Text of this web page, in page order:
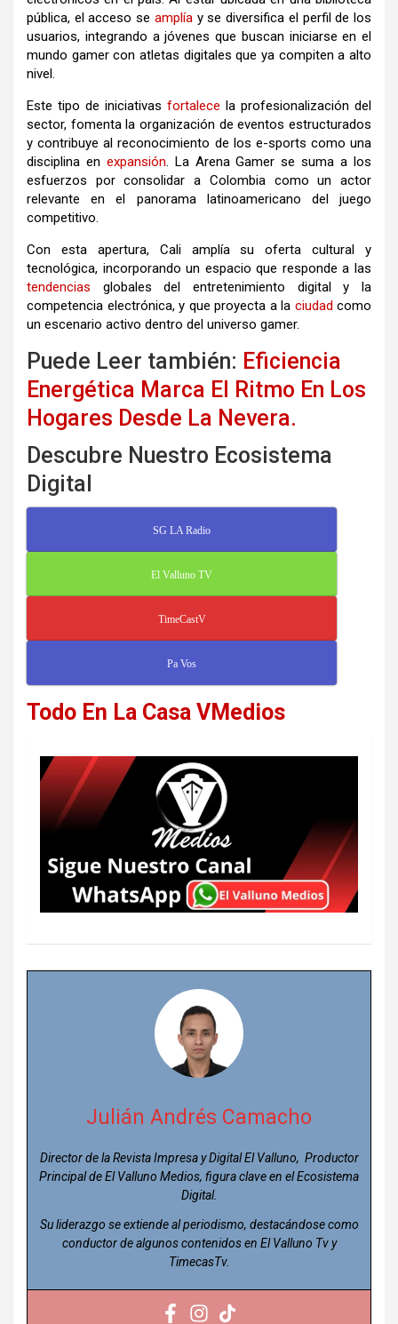
pública, el acceso se amplíay se diversifica el perfil de los
usuarios, integrando a jóvenes que buscan iniciarse en el
mundo gamer con atletas digitales que ya compiten a alto
nivel.
Este tipo de iniciativas fortalece la profesionalización del
sector, fomenta la organización de eventos estructurados
y contribuye al reconocimiento de los e-sports como una
disciplina en expansión. La Arena Gamer se suma a los
esfuerzos por consolidar a Colombia como un actor
relevante en el panorama latinoamericano del juego
competitivo.
Con esta apertura, Cali amplía su oferta cultural y
tecnológica, incorporando un espacio que responde a las
tendencias globales del entretenimiento digital y la
competencia electrónica, y que proyecta a la ciudad como
un escenario activo dentro del universo gamer.
Puede Leer también: Eficiencia
Energética Marca El Ritmo En Los
Hogares Desde La Nevera.
Descubre Nuestro Ecosistema
Digital
SG LA Radio
El Valluno TV
TimeCastV
Pa Vos
Todo En La Casa VMedios
Julián Andrés Camacho
Director de la Revista Impresa y Digital El Valluno, Productor
Principal de El Valluno Medios, figura clave en el Ecosistema
Digital.
Su liderazgo se extiende al periodismo, destacándose como
conductor de algunos contenidos en El Valluno Tv y
TimecasTv.